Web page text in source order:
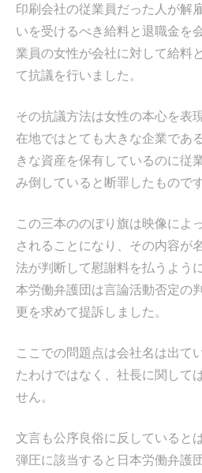
印刷会社の従業員だった人が解
いを受けるべき給料と退職金を
業員の女性が会社に対して給料
て抗議を行いました。
その抗議方法は女性の本心を表
在地ではとても大きな企業であ
きな資産を保有しているのに従
み倒していると断罪したものです
この三本ののぼり旗は映像によ
されることになり、その内容が
法が判断して慰謝料を払うよう
本労働弁護団は言論活動否定の
更を求めて提訴しました。
ここでの問題点は会社名は出て
たわけではなく、社長に関して
せん。
文言も公序良俗に反していると
弾圧に該当すると日本労働弁護